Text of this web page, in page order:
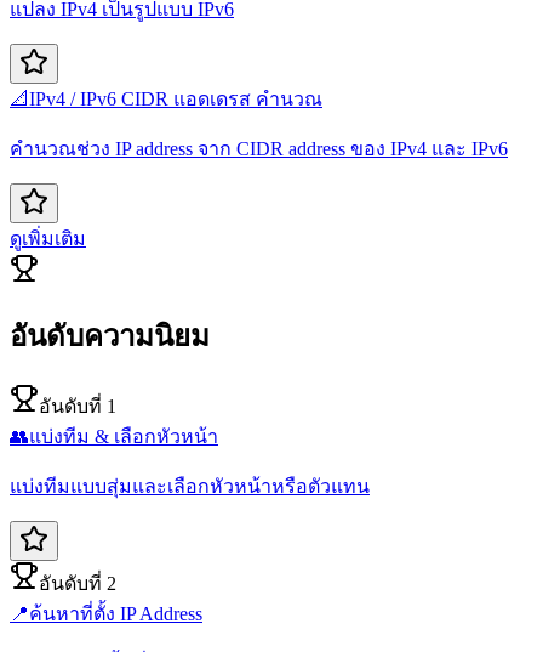
แปลง IPv4 เป็นรูปแบบ IPv6
📐IPv4 / IPv6 CIDR แอดเดรส คำนวณ
คำนวณช่วง IP address จาก CIDR address ของ IPv4 และ IPv6
ดูเพิ่มเติม
อันดับความนิยม
อันดับที่ 1
👥แบ่งทีม & เลือกหัวหน้า
แบ่งทีมแบบสุ่มและเลือกหัวหน้าหรือตัวแทน
อันดับที่ 2
📍ค้นหาที่ตั้ง IP Address